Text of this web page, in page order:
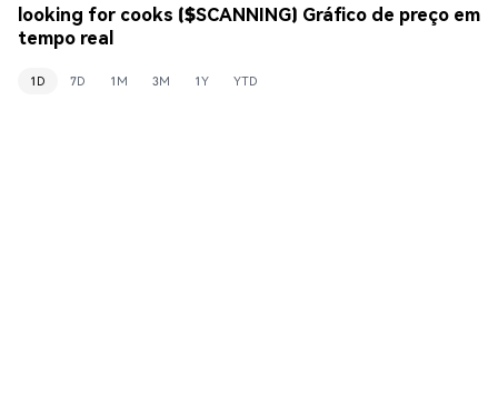
looking for cooks ($SCANNING) Gráfico de preço em
tempo real
1D 7D 1M 3M 1Y YTD